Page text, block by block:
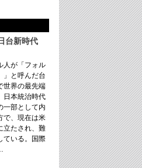
台新時代
人が「フォル
」と呼んだ台
世界の最先端
日本統治時代
一部として内
で、現在は米
立たされ、難
ている。国際